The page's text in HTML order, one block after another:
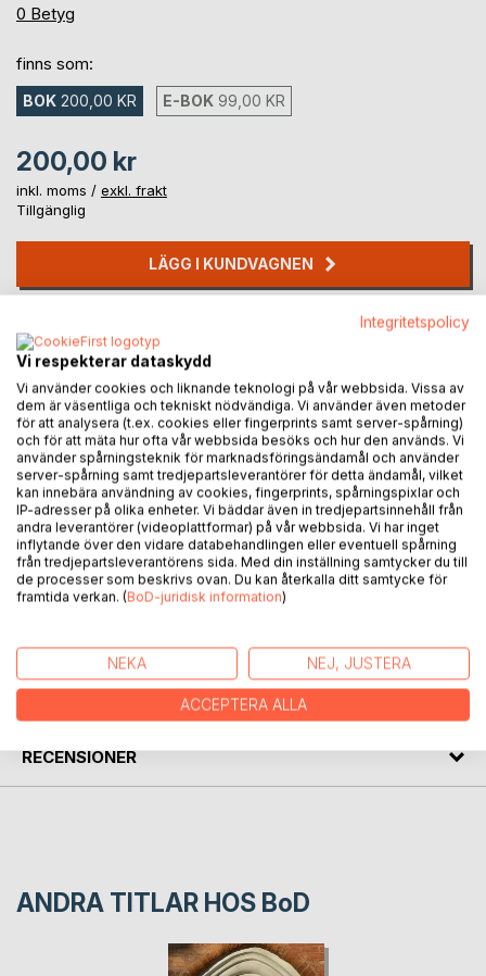
0%
0 Betyg
finns som:
BOK 200,00 KR E-BOK 99,00 KR
200,00 kr
inkl. moms / exkl. frakt
Tillgänglig
LÄGG I KUNDVAGNEN
Recensera titel
BESKRIVNING
Samlade texter 1960 - 2000, föredrag, rapporter, artiklar
KOMMENTARER I PRESSEN
RECENSIONER
ANDRA TITLAR HOS BoD
Integritetspolicy
Vi respekterar dataskydd
Vi använder cookies och liknande teknologi på vår webbsida. Vissa av
dem är väsentliga och tekniskt nödvändiga. Vi använder även metoder
för att analysera (t.ex. cookies eller fingerprints samt server-spårning)
och för att mäta hur ofta vår webbsida besöks och hur den används. Vi
använder spårningsteknik för marknadsföringsändamål och använder
server-spårning samt tredjepartsleverantörer för detta ändamål, vilket
kan innebära användning av cookies, fingerprints, spårningspixlar och
IP-adresser på olika enheter. Vi bäddar även in tredjepartsinnehåll från
andra leverantörer (videoplattformar) på vår webbsida. Vi har inget
inflytande över den vidare databehandlingen eller eventuell spårning
från tredjepartsleverantörens sida. Med din inställning samtycker du till
de processer som beskrivs ovan. Du kan återkalla ditt samtycke för
framtida verkan. (BoD-juridisk information)
NEKA NEJ, JUSTERA
ACCEPTERA ALLA